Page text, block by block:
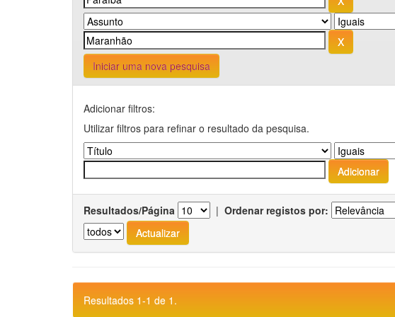
Iniciar uma nova pesquisa
Adicionar filtros:
Utilizar filtros para refinar o resultado da pesquisa.
Resultados/Página | Ordenar registos por:
Resultados 1-1 de 1.